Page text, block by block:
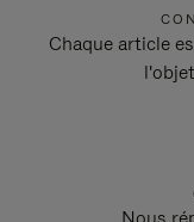
Chaque article